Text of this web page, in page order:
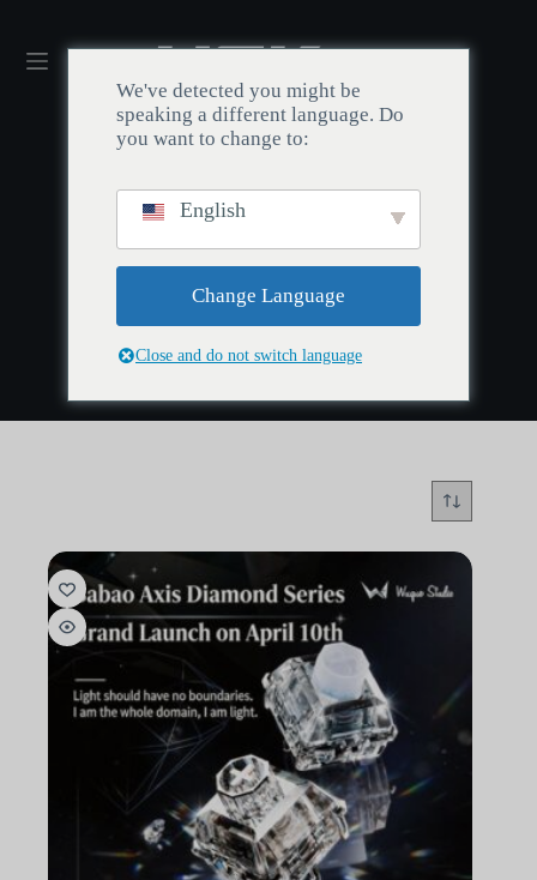
Início / WS
WS
We've detected you might be
speaking a different language. Do
you want to change to:
English
Change Language
Close and do not switch language